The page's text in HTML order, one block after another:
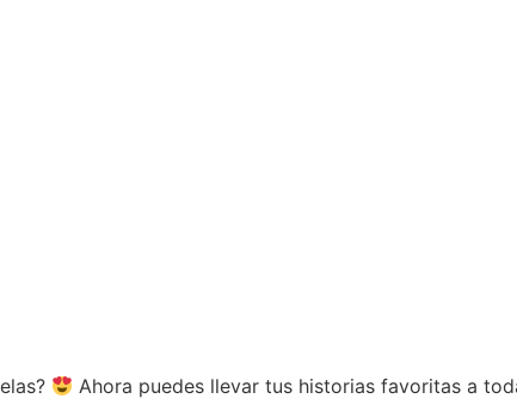
Ahora puedes llevar tus historias favoritas a